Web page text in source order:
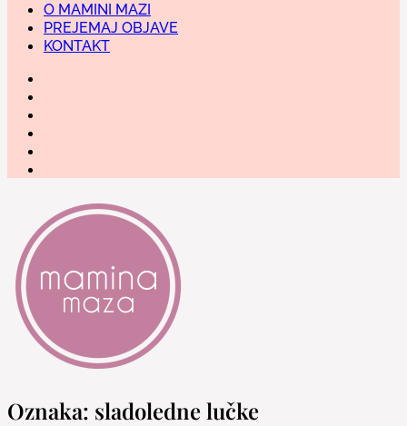
O MAMINI MAZI
PREJEMAJ OBJAVE
KONTAKT
Mamina Maza
Blog & Portal za starše in bodoče starše
Oznaka: sladoledne lučke